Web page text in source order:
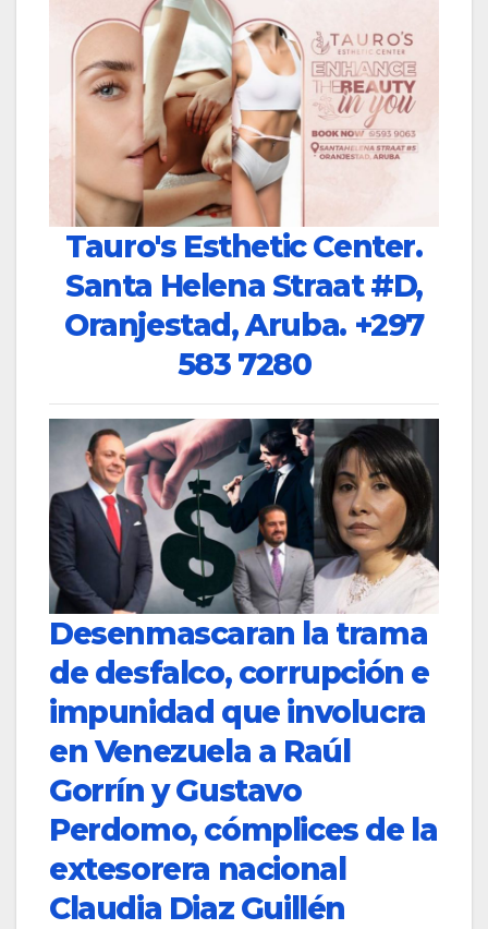
Tauro's Esthetic Center.
Santa Helena Straat #D,
Oranjestad, Aruba. +297
583 7280
Desenmascaran la trama
de desfalco, corrupción e
impunidad que involucra
en Venezuela a Raúl
Gorrín y Gustavo
Perdomo, cómplices de la
extesorera nacional
Claudia Diaz Guillén